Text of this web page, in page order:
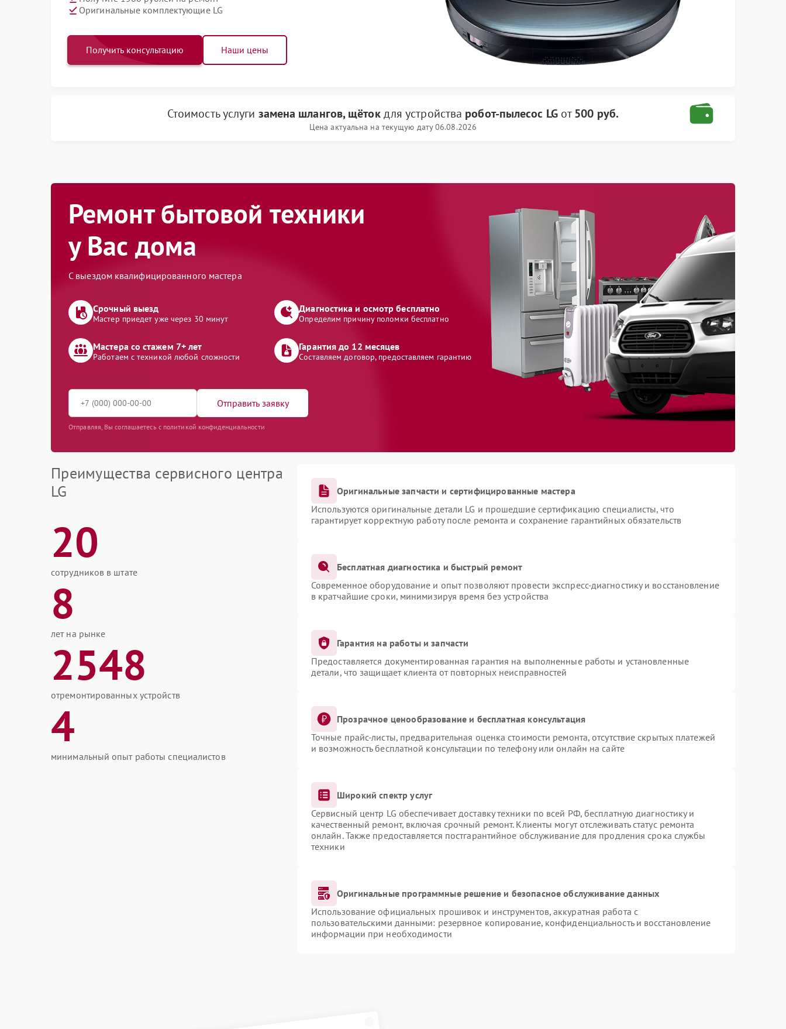
Оригинальные комплектующие LG
Получить консультацию Наши цены
Стоимость услуги замена шлангов, щётокдля устройства робот-пылесос LGот500 руб.
Цена актуальна на текущую дату 06.08.2026
Ремонт бытовой техники
у Вас дома
С выездом квалифицированного мастера
Срочный выезд
Мастер приедет уже через 30 минут
Диагностика и осмотр бесплатно
Определим причину поломки бесплатно
Мастера со стажем 7+ лет
Работаем с техникой любой сложности
Гарантия до 12 месяцев
Составляем договор, предоставляем гарантию
Отправить заявку
Отправляя, Вы соглашаетесь с политикой конфиденциальности
Преимущества сервисного центра
LG
20
сотрудников в штате
8
лет на рынке
2548
отремонтированных устройств
4
минимальный опыт работы специалистов
Оригинальные запчасти и сертифицированные мастера
Используются оригинальные детали LG и прошедшие сертификацию специалисты, что
гарантирует корректную работу после ремонта и сохранение гарантийных обязательств
Бесплатная диагностика и быстрый ремонт
Современное оборудование и опыт позволяют провести экспресс-диагностику и восстановление
в кратчайшие сроки, минимизируя время без устройства
Гарантия на работы и запчасти
Предоставляется документированная гарантия на выполненные работы и установленные
детали, что защищает клиента от повторных неисправностей
Прозрачное ценообразование и бесплатная консультация
Точные прайс-листы, предварительная оценка стоимости ремонта, отсутствие скрытых платежей
и возможность бесплатной консультации по телефону или онлайн на сайте
Широкий спектр услуг
Сервисный центр LG обеспечивает доставку техники по всей РФ, бесплатную диагностику и
качественный ремонт, включая срочный ремонт. Клиенты могут отслеживать статус ремонта
онлайн. Также предоставляется постгарантийное обслуживание для продления срока службы
техники
Оригинальные программные решение и безопасное обслуживание данных
Использование официальных прошивок и инструментов, аккуратная работа с
пользовательскими данными: резервное копирование, конфиденциальность и восстановление
информации при необходимости